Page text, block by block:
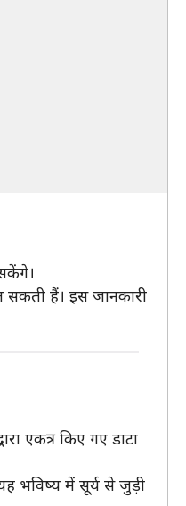
हैं। इस जानकारी
एकत्र किए गए डाटा
भविष्य में सूर्य से जुड़ी